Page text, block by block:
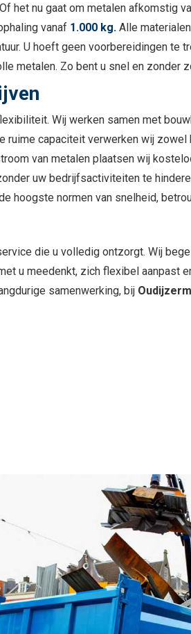
het nu gaat om metalen afkomstig
vanaf 1.000 kg. Alle
U hoeft geen voorbereidingen te
metalen. Zo bent u snel en zonder
Wij werken samen met
ruime capaciteit verwerken wij
van metalen plaatsen wij
uw bedrijfsactiviteiten te
hoogste normen van snelheid,
die u volledig ontzorgt. Wij
u meedenkt, zich flexibel aanpast
samenwerking, bij